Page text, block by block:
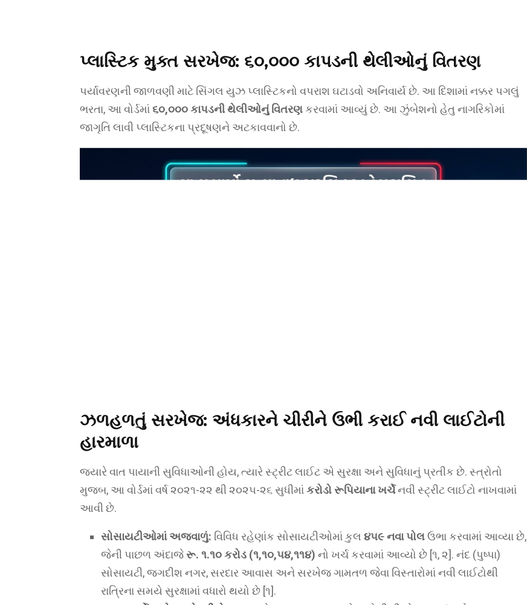
પ્લાસ્ટિક મુક્ત સરખેજ: ૬૦,૦૦૦ કાપડની થેલીઓનું વિતરણ
પર્યાવરણની જાળવણી માટે સિંગલ યુઝ પ્લાસ્ટિકનો વપરાશ ઘટાડવો અનિવાર્ય છે. આ દિશામાં નક્કર પગલું
ભરતા, આ વોર્ડમાં૬૦,૦૦૦ કાપડની થેલીઓનું વિતરણકરવામાં આવ્યું છે. આ ઝુંબેશનો હેતુ નાગરિકોમાં
જાગૃતિ લાવી પ્લાસ્ટિકના પ્રદૂષણને અટકાવવાનો છે.
ઝળહળતું સરખેજ: અંધકારને ચીરીને ઉભી કરાઈ નવી લાઈટોની
હારમાળા
જ્યારે વાત પાયાની સુવિધાઓની હોય, ત્યારે સ્ટ્રીટ લાઈટ એ સુરક્ષા અને સુવિધાનું પ્રતીક છે. સ્ત્રોતો
મુજબ, આ વોર્ડમાં વર્ષ ૨૦૨૧-૨૨ થી ૨૦૨૫-૨૬ સુધીમાંકરોડો રૂપિયાના ખર્ચેનવી સ્ટ્રીટ લાઈટો નાખવામાં
આવી છે.
સોસાયટીઓમાં અજવાળું: વિવિધ રહેણાંક સોસાયટીઓમાં કુલ ૪૫૯ નવા પોલઉભા કરવામાં આવ્યા છે,
જેની પાછળ અંદાજેરૂ. ૧.૧૦ કરોડ (૧,૧૦,૫૪,૧૧૪) નો ખર્ચ કરવામાં આવ્યો છે [૧, ૨]. નંદ (પુષ્પા)
સોસાયટી, જગદીશ નગર, સરદાર આવાસ અને સરખેજ ગામતળ જેવા વિસ્તારોમાં નવી લાઈટોથી
રાત્રિના સમયે સુરક્ષામાં વધારો થયો છે [૧].